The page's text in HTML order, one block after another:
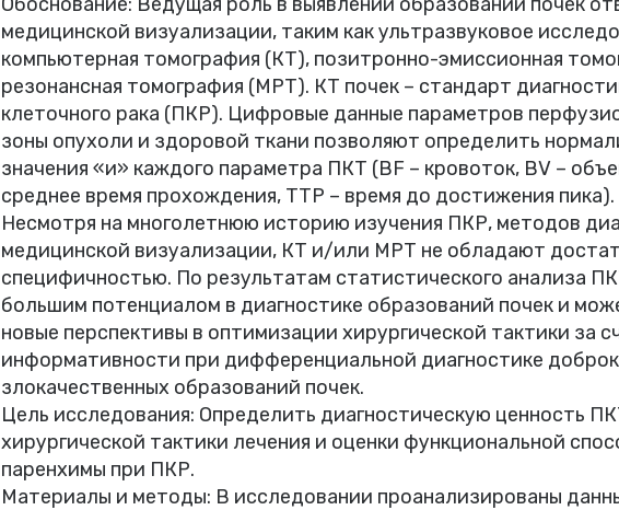
медицинской визуализации, таким как ультразвуковое
компьютерная томография (КТ), позитронно-эмиссионная
резонансная томография (МРТ). КТ почек – стандарт
клеточного рака (ПКР). Цифровые данные параметров
зоны опухоли и здоровой ткани позволяют определить
значения «и» каждого параметра ПКТ (BF – кровоток, BV –
среднее время прохождения, TTP – время до достижения пика).
Несмотря на многолетнюю историю изучения ПКР, методов
медицинской визуализации, КТ и/или МРТ не обладают
специфичностью. По результатам статистического анализа
большим потенциалом в диагностике образований почек и
новые перспективы в оптимизации хирургической тактики за
информативности при дифференциальной диагностике
злокачественных образований почек.
Цель исследования: Определить диагностическую ценность
хирургической тактики лечения и оценки функциональной
паренхимы при ПКР.
Материалы и методы: В исследовании проанализированы